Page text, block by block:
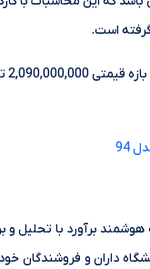
گرفته است.
اسپورت در سامانه هوشمند
داران و فروشندگان